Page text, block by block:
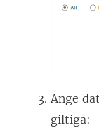
Ange
giltiga: